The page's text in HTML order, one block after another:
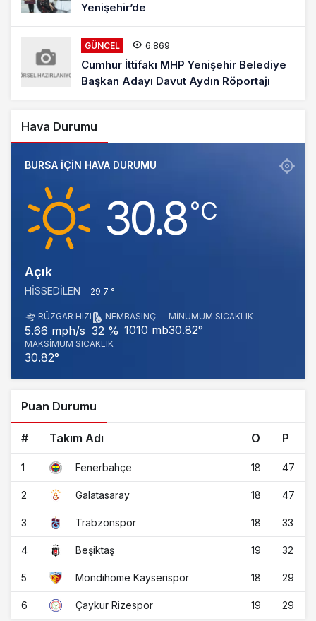
Yenişehir’de
GÜNCEL 6.869
Cumhur İttifakı MHP Yenişehir Belediye
Başkan Adayı Davut Aydın Röportajı
Hava Durumu
BURSA IÇIN HAVA DURUMU
30.8‎°C
Açık
HISSEDILEN 29.7 °
RÜZGAR HIZI
5.66 mph/s
NEM
32 %
BASINÇ
1010 mb
MINUMUM SICAKLIK
30.82°
MAKSIMUM SICAKLIK
30.82°
Puan Durumu
# Takım Adı O P
1 Fenerbahçe 18 47
2 Galatasaray 18 47
3 Trabzonspor 18 33
4 Beşiktaş 19 32
5 Mondihome Kayserispor 18 29
6 Çaykur Rizespor 19 29